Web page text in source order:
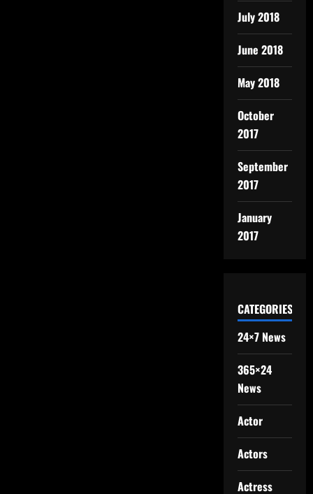
July 2018
June 2018
May 2018
October
2017
September
2017
January
2017
CATEGORIES
24×7 News
365×24
News
Actor
Actors
Actress